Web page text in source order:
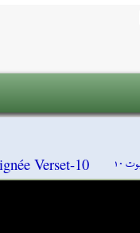
١٠ Verset-10